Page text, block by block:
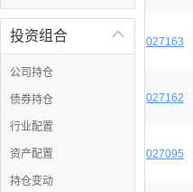

投资组合
公司持仓
债券持仓
行业配置
资产配置
持仓变动
027163
027162
027095